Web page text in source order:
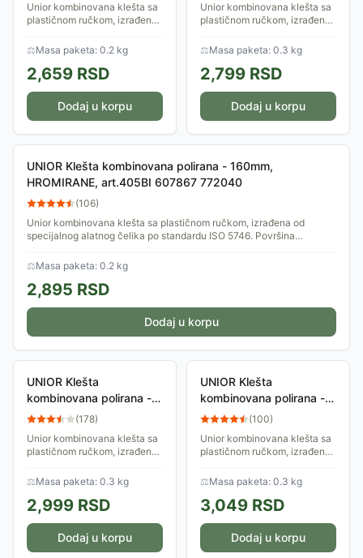
782399
Unior kombinovana klešta sa
plastičnom ručkom, izrađena
po standardu ISO 5746.
Površina fosfatirana. Različite
završne...
⚖Masa paketa: 0.2 kg
2,659 RSD
Dodaj u korpu
782405
Unior kombinovana klešta sa
plastičnom ručkom, izrađena
po standardu ISO 5746.
Površina fosfatirana. Različite
završne...
⚖Masa paketa: 0.3 kg
2,799 RSD
Dodaj u korpu
UNIOR Klešta kombinovana polirana - 160mm,
HROMIRANE, art.405BI 607867 772040
(106)
Unior kombinovana klešta sa plastičnom ručkom, izrađena od
specijalnog alatnog čelika po standardu ISO 5746. Površina
⚖Masa paketa: 0.2 kg
2,895 RSD
Dodaj u korpu
UNIOR Klešta
kombinovana polirana -
180mm, HROMIRANE,
772043
(178)
Unior kombinovana klešta sa
plastičnom ručkom, izrađena
po standardu ISO 5746.
Površina fosfatirana. Različite
završne...
⚖Masa paketa: 0.3 kg
2,999 RSD
Dodaj u korpu
UNIOR Klešta
kombinovana polirana -
200mm, HROMIRANE,
787903
(100)
Unior kombinovana klešta sa
plastičnom ručkom, izrađena
po standardu ISO 5746.
Površina fosfatirana. Različite
završne...
⚖Masa paketa: 0.3 kg
3,049 RSD
Dodaj u korpu